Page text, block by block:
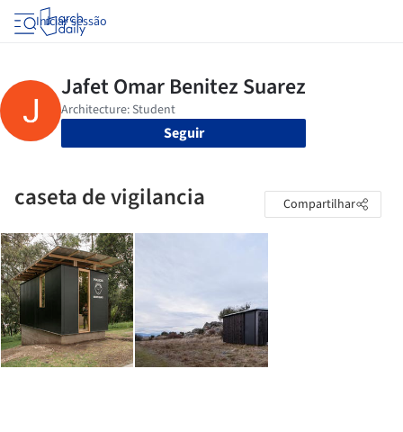
Iniciar sessão
Seguir
caseta de vigilancia Compartilhar